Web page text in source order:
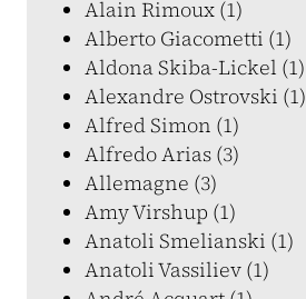
Alain Rimoux (1)
Alberto Giacometti (1)
Aldona Skiba-Lickel (1)
Alexandre Ostrovski (1)
Alfred Simon (1)
Alfredo Arias (3)
Allemagne (3)
Amy Virshup (1)
Anatoli Smelianski (1)
Anatoli Vassiliev (1)